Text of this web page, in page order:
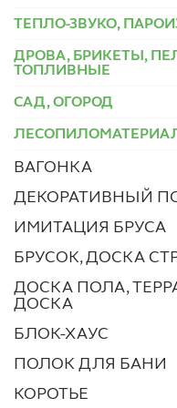
ТЕПЛО-ЗВУКО,
ДРОВА, БРИКЕТЫ,
ТОПЛИВНЫЕ
САД, ОГОРОД
ВАГОНКА
ДЕКОРАТИВНЫЙ
ИМИТАЦИЯ БРУСА
БРУСОК, ДОСКА
ДОСКА ПОЛА,
ДОСКА
БЛОК-ХАУС
ПОЛОК ДЛЯ БАНИ
КОРОТЬЕ